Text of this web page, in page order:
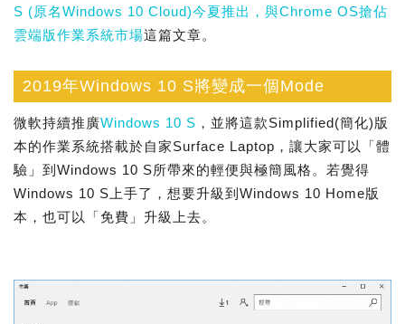
S (原名Windows 10 Cloud)今夏推出，與Chrome OS搶佔
雲端版作業系統市場這篇文章。
2019年Windows 10 S將變成一個Mode
微軟持續推廣Windows 10 S ，並將這款Simplified(簡化)版
本的作業系統搭載於自家Surface Laptop，讓大家可以「體
驗」到Windows 10 S所帶來的輕便與極簡風格。若覺得
Windows 10 S上手了，想要升級到Windows 10 Home版
本，也可以「免費」升級上去。